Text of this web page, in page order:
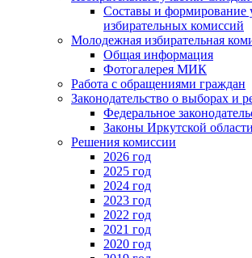
Составы и формирование
избирательных комиссий
Молодежная избирательная
Общая информация
Фотогалерея МИК
Работа с обращениями граждан
Законодательство о выборах и
Федеральное
Законы Иркутской области
Решения комиссии
2026 год
2025 год
2024 год
2023 год
2022 год
2021 год
2020 год